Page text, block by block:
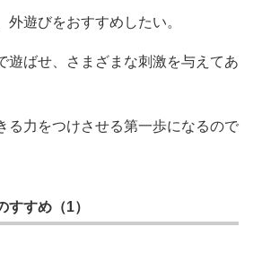
外遊びをおすすめしたい。
遊ばせ、さまざまな刺激を与えてあ
る力をつけさせる第一歩になるので
すすめ（1）